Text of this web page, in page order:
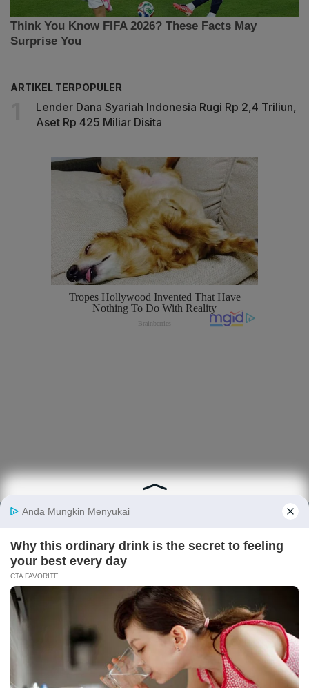
ARTIKEL TERPOPULER
Lender Dana Syariah Indonesia Rugi Rp 2,4 Triliun,
Aset Rp 425 Miliar Disita
Finansial
Makro
Keuangan
Bursa
Digital
E-Commerce
Fintech
Startup
Ekonopedia
Sejarah
Ekonomi
Profil